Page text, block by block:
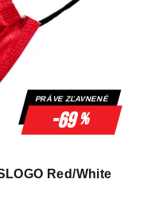
PRÁVE ZĽAVNENÉ
-69%
Red/White